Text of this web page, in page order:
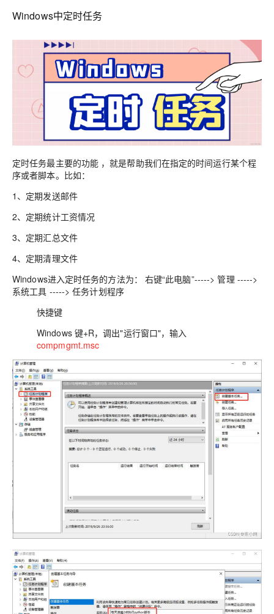
Windows中定时任务
定时任务最主要的功能 ，就是帮助我们在指定的时间运行某个程
序或者脚本。比如：
1、定期发送邮件
2、定期统计工资情况
3、定期汇总文件
4、定期清理文件
Windows进入定时任务的方法为： 右键“此电脑”-----> 管理 ----->
系统工具 -----> 任务计划程序
快捷键
Windows 键+R，调出"运行窗口"，输入
compmgmt.msc